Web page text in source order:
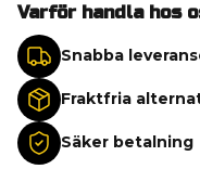
Varför handla hos
Snabba
Fraktfria
Säker betalning